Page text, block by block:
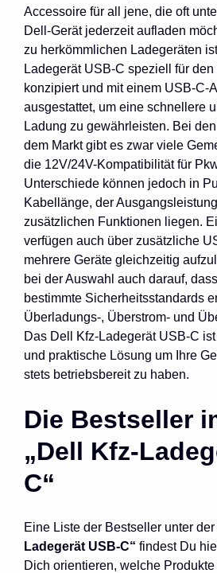
Accessoire für all jene, die oft
Dell-Gerät jederzeit aufladen
zu herkömmlichen Ladegeräten
Ladegerät USB-C speziell für
konzipiert und mit einem USB-C-
ausgestattet, um eine schnellere
Ladung zu gewährleisten. Bei
dem Markt gibt es zwar viele
die 12V/24V-Kompatibilität für
Unterschiede können jedoch in
Kabellänge, der
zusätzlichen Funktionen liegen.
verfügen auch über zusätzliche
mehrere Geräte gleichzeitig
bei der Auswahl auch darauf,
bestimmte Sicherheitsstandards
Überladungs-, Überstrom- und
Das Dell Kfz-Ladegerät USB-C
und praktische Lösung um Ihre
stets betriebsbereit zu haben.
Die Bestseller
„Dell Kfz-
C“
Eine Liste der Bestseller unter
Ladegerät USB-C“ findest Du
Dich orientieren, welche